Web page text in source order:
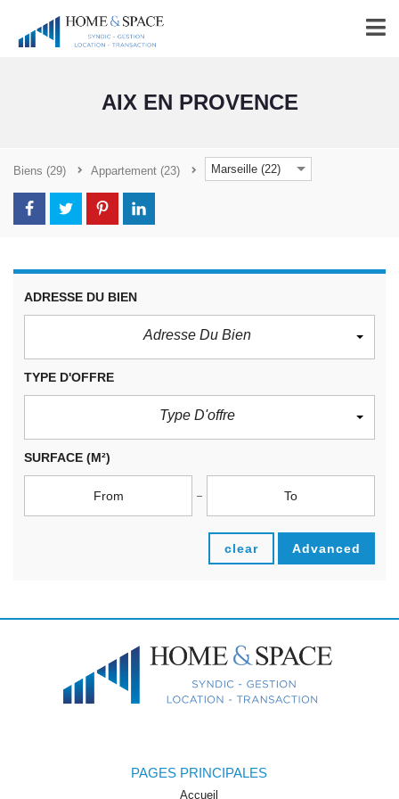
AIX EN PROVENCE
Biens (29) Appartement (23) Marseille (22)
ADRESSE DU BIEN
Adresse Du Bien
TYPE D'OFFRE
Type D'offre
SURFACE (M²)
clear Advanced
PAGES PRINCIPALES
Accueil